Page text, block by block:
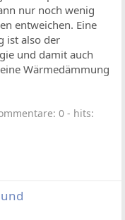
nur noch wenig
entweichen. Eine
ist also der
und damit auch
Wärmedämmung
0 - hits: